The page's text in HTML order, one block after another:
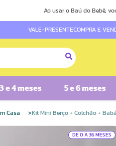
Ao usar o Baú do Bebê,
VALE-PRESENTECOMPRA E
3 e 4 meses 5 e 6 meses
Casa Kit Mini Berço + Colchão +
DE 0 A 36 MESES